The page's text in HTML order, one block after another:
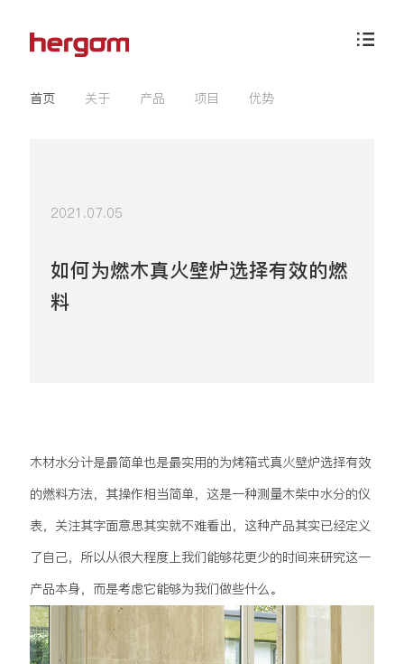
首页 关于 产品 项目 优势
2021.07.05
如何为燃木真火壁炉选择有效的燃
料
木材水分计是最简单也是最实用的为烤箱式真火壁炉选择有效
的燃料方法，其操作相当简单，这是一种测量木柴中水分的仪
表，关注其字面意思其实就不难看出，这种产品其实已经定义
了自己，所以从很大程度上我们能够花更少的时间来研究这一
产品本身，而是考虑它能够为我们做些什么。